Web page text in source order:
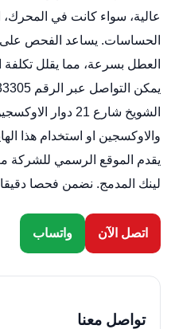
عالية، سواء كانت في المحرك،
الحساسات. يساعد الفحص على
العطل بسرعة، مما يقلل تكلفة
الشويخ شارع 21
والاوكسجين او استخدام هذا
يقدم الموقع الرسمي للشركة
لينك المدمج. نضمن فحصا دقيقا
اتصل الآن واتساب
تواصل معنا